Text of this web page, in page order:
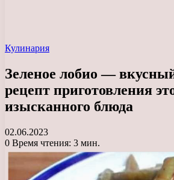
Кулинария
Зеленое лобио —
рецепт приготовления
изысканного блюда
02.06.2023
0 Время чтения: 3 мин.